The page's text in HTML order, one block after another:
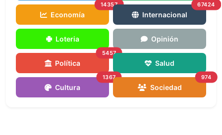
Economía
14357
Internacional
67424
Loteria Opinión
Política
5457
Salud
Cultura
1367
Sociedad
974